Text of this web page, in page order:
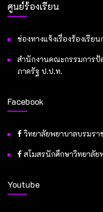
ศูนย์ร้องเรียน
ช่องทางแจ้งเรื่องร้องเรี
สำนักงานคณะกรรมการป้
ภาครัฐ ป.ป.ท.
Facebook
วิทยาลัยพยาบาลบรมร
สโมสรนักศึกษาวิทยาลั
Youtube